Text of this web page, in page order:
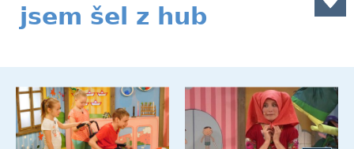
jsem šel z hub